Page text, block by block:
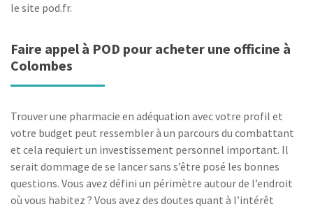
le site pod.fr.
Faire appel à POD pour acheter une officine à
Colombes
Trouver une pharmacie en adéquation avec votre profil et
votre budget peut ressembler à un parcours du combattant
et cela requiert un investissement personnel important. Il
serait dommage de se lancer sans s’être posé les bonnes
questions. Vous avez défini un périmètre autour de l’endroit
où vous habitez ? Vous avez des doutes quant à l’intérêt